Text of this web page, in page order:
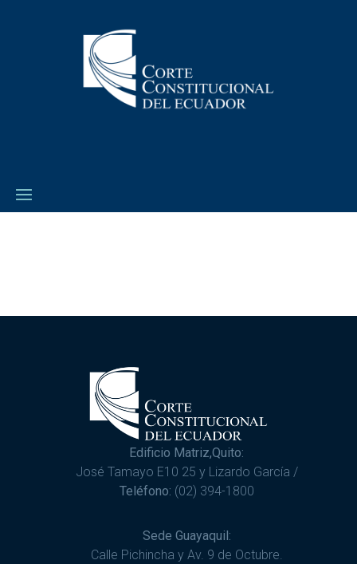
Edificio Matriz,Quito:
José Tamayo E10 25 y Lizardo García /
Teléfono: (02) 394-1800
Sede Guayaquil:
Calle Pichincha y Av. 9 de Octubre.